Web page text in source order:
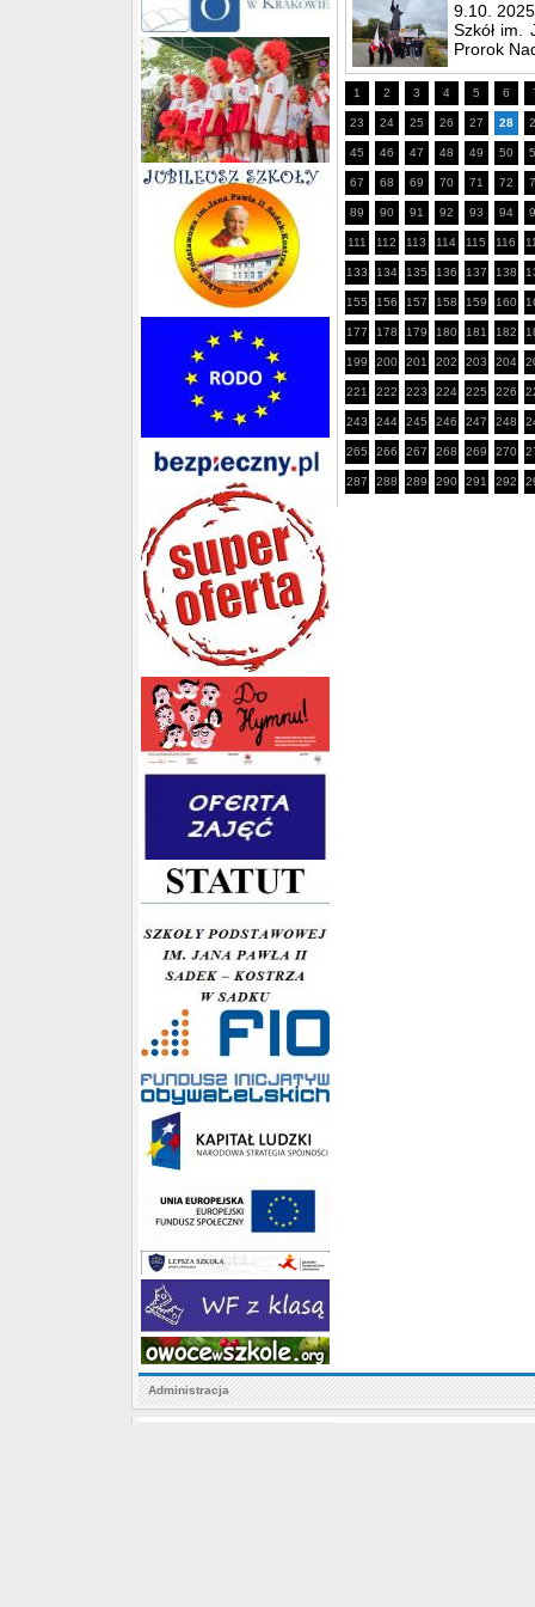
9.10.
Szkół im.
Prorok
1 2 3 4 5 6
23 24 25 26 27 28
45 46 47 48 49 50
67 68 69 70 71 72
89 90 91 92 93 94
111 112 113 114 115 116
133 134 135 136 137 138
155 156 157 158 159 160
177 178 179 180 181 182
199 200 201 202 203 204
221 222 223 224 225 226
243 244 245 246 247 248
265 266 267 268 269 270
287 288 289 290 291 292
Administracja